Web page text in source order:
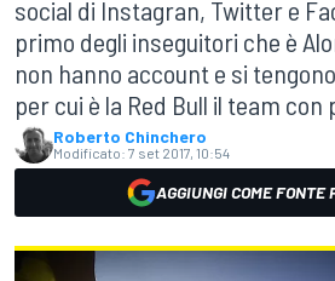
social di Instagran, Twitter e
primo degli inseguitori che è
non hanno account e si
per cui è la Red Bull il team con
Roberto Chinchero
Modificato: 7 set 2017, 10:54
AGGIUNGI COME FONTE